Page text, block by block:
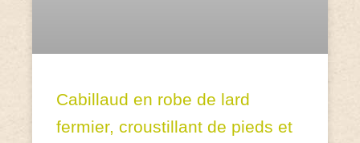
Cabillaud en robe de lard
fermier, croustillant de pieds et